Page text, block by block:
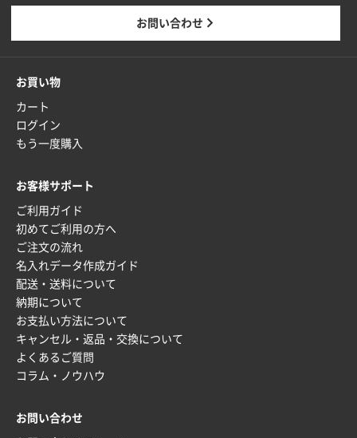
ワンポイント箔押し紙袋 M横サイズ(A4対応)100
2025年12月22日 03:31
神奈川県S社様
2025年12月16日 10:39
短納期対応が素晴らしい
富山県O社様
uni ジェットストリーム 07
2025年12月09日 14:04
安い、早い
埼玉県G社様
ラミネート紙袋 規格L4サイズ(B4対応)
2025年12月04日 17:34
お問い合わせ
お買い物
カート
ログイン
もう一度購入
お客様サポート
ご利用ガイド
初めてご利用の方へ
ご注文の流れ
名入れデータ作成ガイド
配送・送料について
納期について
お支払い方法について
キャンセル・返品・交換について
よくあるご質問
コラム・ノウハウ
お問い合わせ